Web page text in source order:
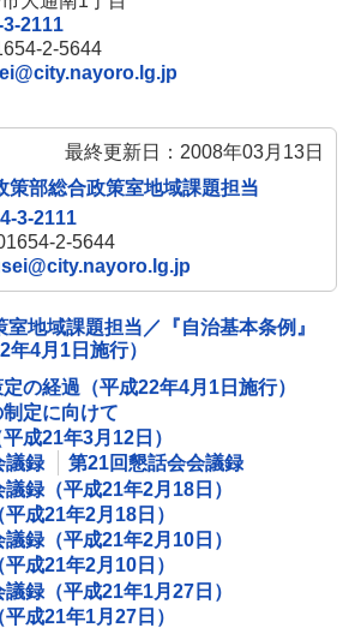
2111
2-5644
最終更新日：2008年03月13日
策部総合政策室地域課題担当
3-2111
2-5644
地域課題担当／『自治基本条例』
4月1日施行）
の経過（平成22年4月1日施行）
定に向けて
成21年3月12日）
議録
第21回懇話会会議録
録（平成21年2月18日）
成21年2月18日）
録（平成21年2月10日）
成21年2月10日）
録（平成21年1月27日）
成21年1月27日）